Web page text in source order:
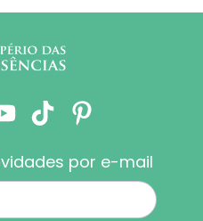
por e-mail